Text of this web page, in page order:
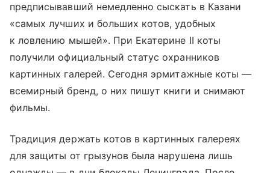
предписывавший немедленно сыскать в Казани
«самых лучших и больших котов, удобных
к ловлению мышей». При Екатерине II коты
получили официальный статус охранников
картинных галерей. Сегодня эрмитажные коты —
всемирный бренд, о них пишут книги и снимают
фильмы.
Традиция держать котов в картинных галереях
для защиты от грызунов была нарушена лишь